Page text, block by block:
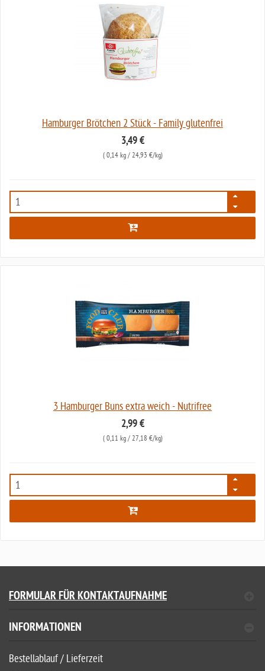
Hamburger Brötchen 2 Stück - Family glutenfrei
3,49 €
( 0,14 kg/ 24,93 €/kg)
3774
3 Hamburger Buns extra weich - Nutrifree
2,99 €
( 0,11 kg/ 27,18 €/kg)
6270
FORMULAR FÜR KONTAKTAUFNAHME
INFORMATIONEN
Bestellablauf / Lieferzeit